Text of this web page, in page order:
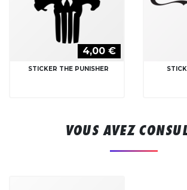
4,00 €
STICKER THE PUNISHER
VOUS AVEZ